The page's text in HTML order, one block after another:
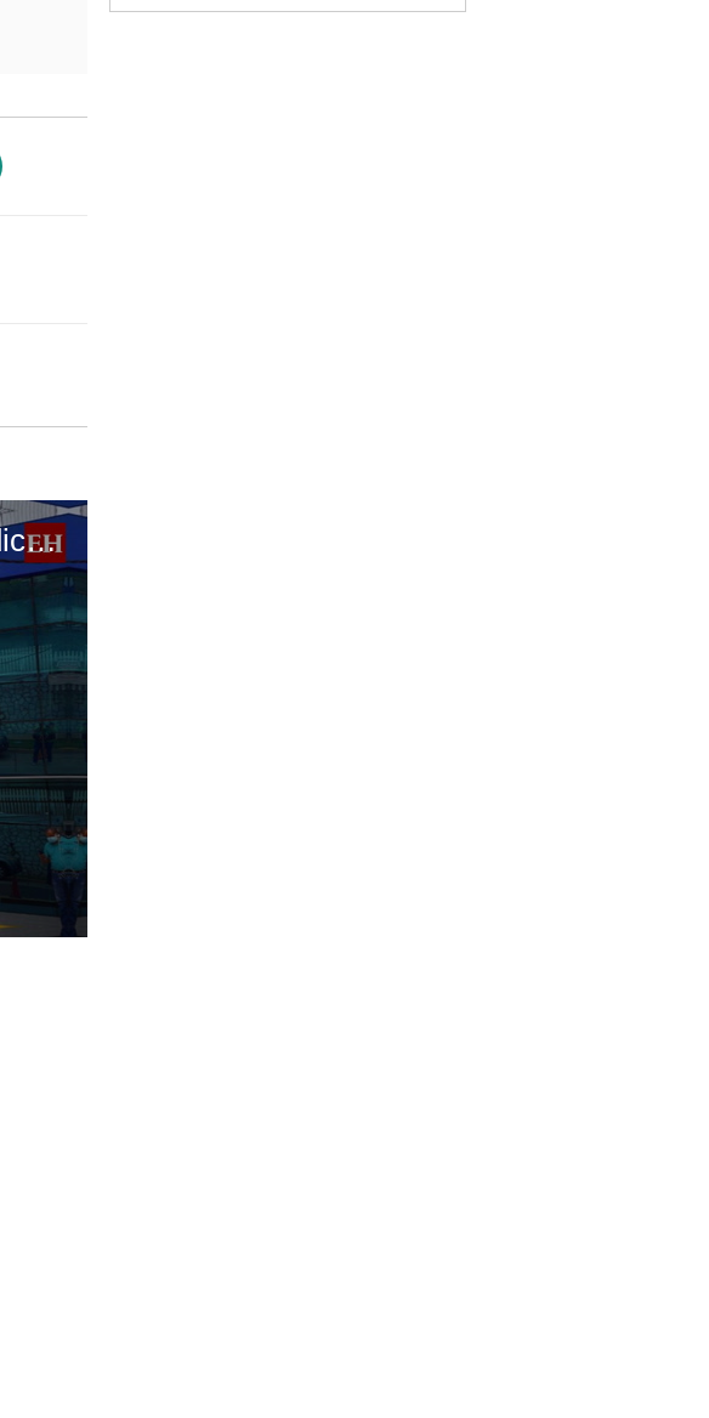
Cohep rechaza la denuncia del tratado de extradición por parte del gobierno